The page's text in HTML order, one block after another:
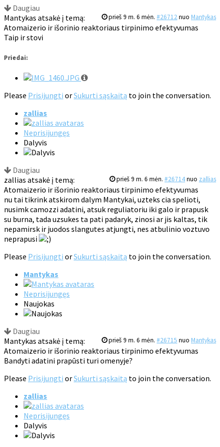
Daugiau
prieš 9 m. 6 mėn. #26712nuo Mantykas
Mantykas atsakė į temą:
Atomaizerio ir išorinio reaktoriaus tirpinimo efektyvumas
Taip ir stovi
Priedai:
Please Prisijungti orSukurti sąskaitą to join the conversation.
zallias
Neprisijungęs
Dalyvis
Daugiau
prieš 9 m. 6 mėn. #26714nuo zallias
zallias atsakė į temą:
Atomaizerio ir išorinio reaktoriaus tirpinimo efektyvumas
nu tai tikrink atskirom dalym Mantykai, uzteks cia spelioti,
nusimk camozzi adatini, atsuk reguliatoriu iki galo ir prapusk
su burna, tada uzsukes ta pati padaryk, zinosi ar jis kaltas, tik
nepamirsk ir juodos slangutes atjungti, nes atbulinio voztuvo
neprapusi
Please Prisijungti orSukurti sąskaitą to join the conversation.
Mantykas
Neprisijungęs
Naujokas
Daugiau
prieš 9 m. 6 mėn. #26715 nuo Mantykas
Mantykas atsakė į temą:
Atomaizerio ir išorinio reaktoriaus tirpinimo efektyvumas
Bandyti adatini prapūsti turi omenyje?
Please Prisijungti orSukurti sąskaitą to join the conversation.
zallias
Neprisijungęs
Dalyvis